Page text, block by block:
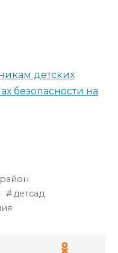
детских
безопасности на
детсад